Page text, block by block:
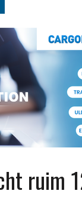
VOERT LANGSTE
NOORSE TAK
ruim